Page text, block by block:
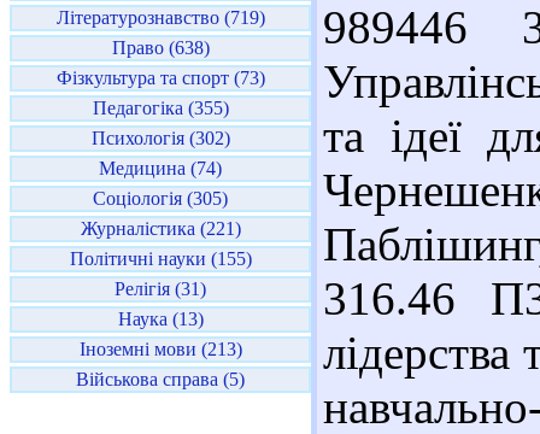
Літературознавство (719)
Право (638)
Фізкультура та спорт (73)
Педагогіка (355)
Психологія (302)
Медицина (74)
Соціологія (305)
Журналістика (221)
Політичні науки (155)
Релігія (31)
Наука (13)
Іноземні мови (213)
Військова справа (5)
989446
та ідеї
316.46
лідерства